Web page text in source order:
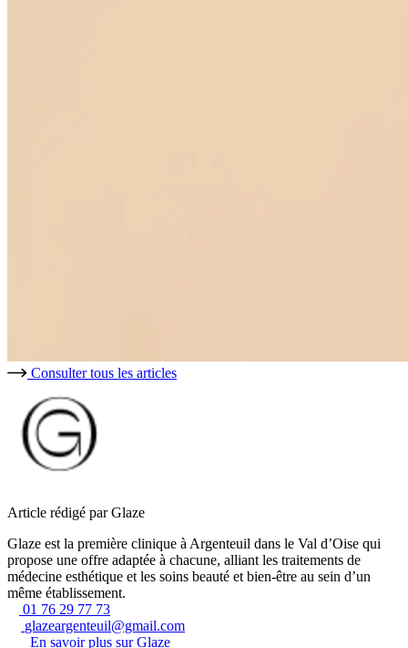
Consulter tous les articles
Article rédigé par Glaze
Glaze est la première clinique à Argenteuil dans le Val d’Oise qui
propose une offre adaptée à chacune, alliant les traitements de
médecine esthétique et les soins beauté et bien-être au sein d’un
même établissement.
01 76 29 77 73
glazeargenteuil@gmail.com
En savoir plus sur Glaze